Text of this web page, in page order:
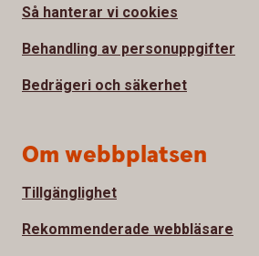
Så hanterar vi cookies
Behandling av personuppgifter
Bedrägeri och säkerhet
Om webbplatsen
Tillgänglighet
Rekommenderade webbläsare